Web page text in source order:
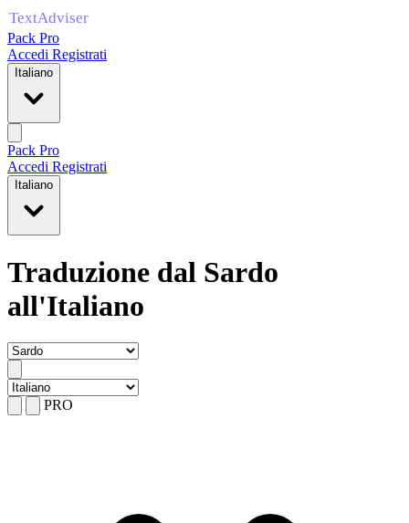
Pack Pro
Accedi Registrati
Italiano
Pack Pro
Accedi Registrati
Italiano
Traduzione dal Sardo
all'Italiano
PRO